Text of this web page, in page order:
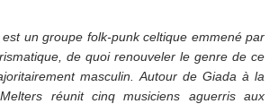
un groupe folk-punk celtique emmené par
de quoi renouveler le genre de ce
masculin. Autour de Giada à la
réunit cinq musiciens aguerris aux